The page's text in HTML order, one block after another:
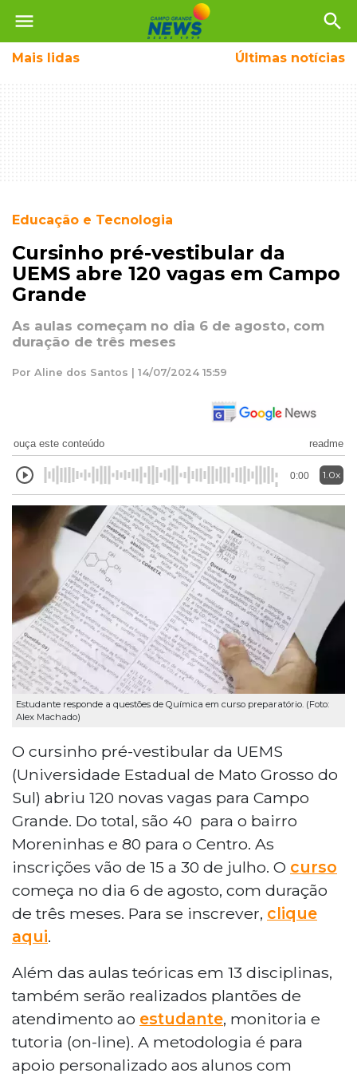
menu search
Mais lidas Últimas notícias
Educação e Tecnologia
Cursinho pré-vestibular da
UEMS abre 120 vagas em Campo
Grande
As aulas começam no dia 6 de agosto, com
duração de três meses
Por Aline dos Santos | 14/07/2024 15:59
ouça este conteúdo readme
0:00 1.0x
Estudante responde a questões de Química em curso preparatório. (Foto:
Alex Machado)
O cursinho pré-vestibular da UEMS
(Universidade Estadual de Mato Grosso do
Sul) abriu 120 novas vagas para Campo
Grande. Do total, são 40 para o bairro
Moreninhas e 80 para o Centro. As
inscrições vão de 15 a 30 de julho. O curso
começa no dia 6 de agosto, com duração
de três meses. Para se inscrever, clique
aqui.
Além das aulas teóricas em 13 disciplinas,
também serão realizados plantões de
atendimento ao estudante, monitoria e
tutoria (on-line). A metodologia é para
apoio personalizado aos alunos com